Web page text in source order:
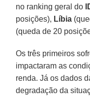
no ranking geral do
posições), Líbia
(queda de 20
Os três primeiros
impactaram as
renda. Já os dados
degradação da